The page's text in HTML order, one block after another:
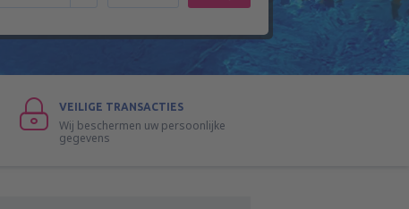
VEILIGE TRANSACTIES
Wij beschermen uw persoonlijke
gegevens